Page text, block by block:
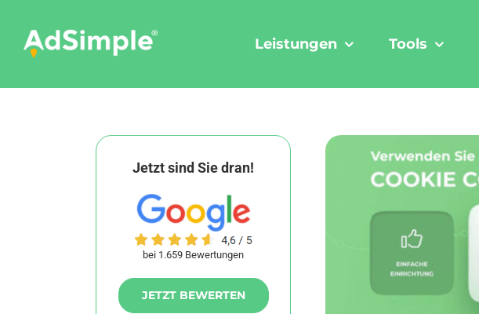
content
Leistungen Tools
Jetzt sind Sie dran!
bei 1.659 Bewertungen
JETZT BEWERTEN